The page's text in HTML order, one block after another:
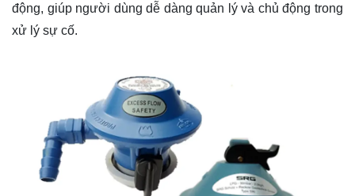
động, giúp người dùng dễ dàng quản lý và chủ động trong
xử lý sự cố.